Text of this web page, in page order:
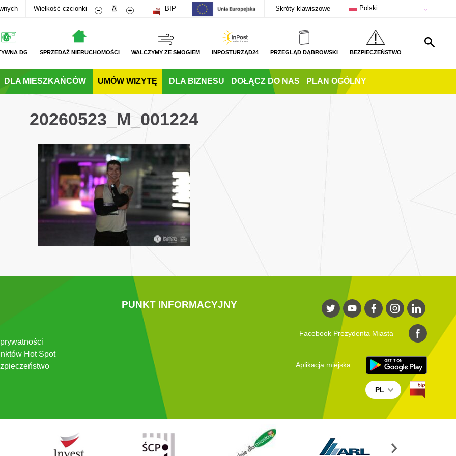
Wielkość czcionki Zmniejsz rozmiar czcionki
A Zwiększ rozmiar czcionki
BIP Skróty klawiszowe Polski
DG SPRZEDAŻ NIERUCHOMOŚCI WALCZYMY ZE SMOGIEM INPOSTURZĄD24 PRZEGLĄD DĄBROWSKI BEZPIECZEŃSTWO
DLA MIESZKAŃCÓW UMÓW WIZYTĘ DLA BIZNESU DOŁĄCZ DO NAS PLAN OGÓLNY
20260523_M_001224
Hot Spot
PUNKT INFORMACYJNY
Facebook Prezydenta Miasta
Aplikacja miejska
PL